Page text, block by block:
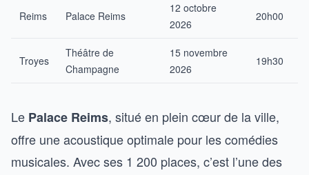
Reims Palace Reims
12 octobre
2026
20h00
Troyes
Théâtre de
Champagne
15 novembre
2026
19h30
Le Palace Reims, situé en plein cœur de la ville,
offre une acoustique optimale pour les comédies
musicales. Avec ses 1 200 places, c’est l’une des